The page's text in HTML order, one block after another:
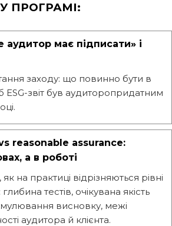
У ПРОГРАМІ:
має підписати» і
заходу: що повинно бути в
ESG-звіт був аудиторопридатним
reasonable assurance:
а в роботі
на практиці відрізняються рівні
тестів, очікувана якість
висновку, межі
аудитора й клієнта.